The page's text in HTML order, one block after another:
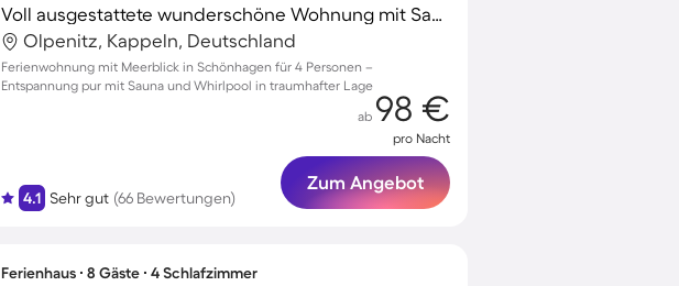
Voll ausgestattete wunderschöne Wohnung mit Sauna, Grill und Terrasse | Wasserblick | Neben dem Strand
Olpenitz, Kappeln, Deutschland
Ferienwohnung mit Meerblick in Schönhagen für 4 Personen –
Entspannung pur mit Sauna und Whirlpool in traumhafter Lage
4.1 Sehr gut (66 Bewertungen)
ab 98 €
pro Nacht
Zum Angebot
Ferienhaus ∙ 8 Gäste ∙ 4 Schlafzimmer